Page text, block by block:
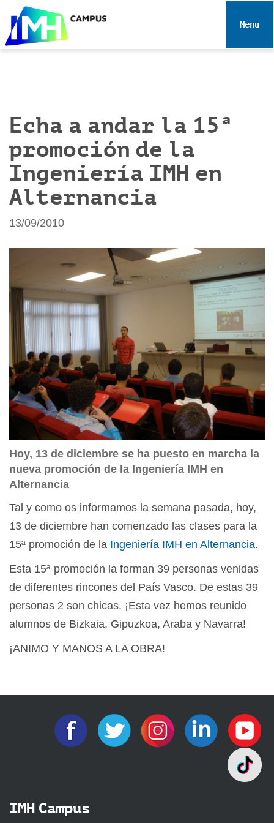
e
Toggle
Echa a andar la 15ª
promoción de la
Ingeniería IMH en
Alternancia
13/09/2010
Hoy, 13 de diciembre se ha puesto en marcha la
nueva promoción de la Ingeniería IMH en
Alternancia
Tal y como os informamos la semana pasada, hoy,
13 de diciembre han comenzado las clases para la
15ª promoción de la Ingeniería IMH en Alternancia.
Esta 15ª promoción la forman 39 personas venidas
de diferentes rincones del País Vasco. De estas 39
personas 2 son chicas. ¡Esta vez hemos reunido
alumnos de Bizkaia, Gipuzkoa, Araba y Navarra!
¡ANIMO Y MANOS A LA OBRA!
IMH Campus